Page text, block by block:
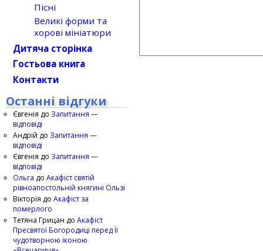
Пісні
Великі форми та
хорові мініатюри
Дитяча сторінка
Гостьова книга
Контакти
Останні відгуки
Євгенія до Запитання —
відповіді
Андрій до Запитання —
відповіді
Євгенія до Запитання —
відповіді
Ольга до Акафіст святій
рівноапостольній княгині Ользі
Вікторія до Акафіст за
померлого
Тетяна Грицан до Акафіст
Пресвятої Богородиці перед Її
чудотворною іконою